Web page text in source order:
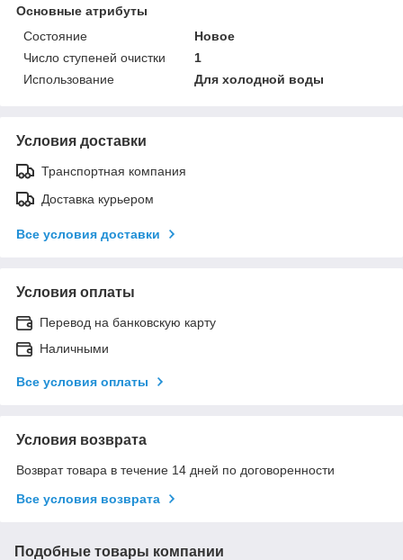
Основные атрибуты
Состояние
Новое
Число ступеней очистки
1
Использование
Для холодной воды
Условия доставки
Транспортная компания
Доставка курьером
Все условия доставки
Условия оплаты
Перевод на банковскую карту
Наличными
Все условия оплаты
Условия возврата
Возврат товара в течение 14 дней по договоренности
Все условия возврата
Подобные товары компании